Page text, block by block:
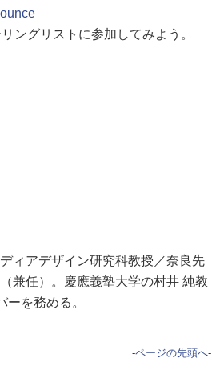
ングリストに参加してみよう。
ィアデザイン研究科教授／奈良先
兼任）。慶應義塾大学の村井 純教
を務める。
-ページの先頭へ-